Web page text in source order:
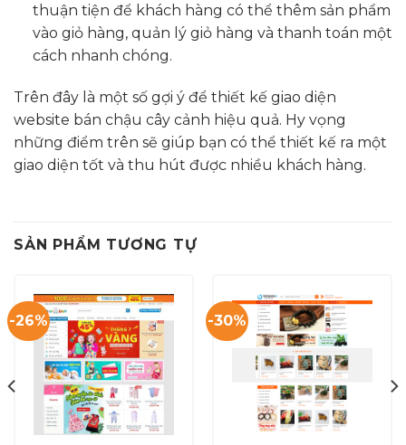
thuận tiện để khách hàng có thể thêm sản phẩm
vào giỏ hàng, quản lý giỏ hàng và thanh toán một
cách nhanh chóng.
Trên đây là một số gợi ý để thiết kế giao diện
website bán chậu cây cảnh hiệu quả. Hy vọng
những điểm trên sẽ giúp bạn có thể thiết kế ra một
giao diện tốt và thu hút được nhiều khách hàng.
SẢN PHẨM TƯƠNG TỰ
-26% -30%